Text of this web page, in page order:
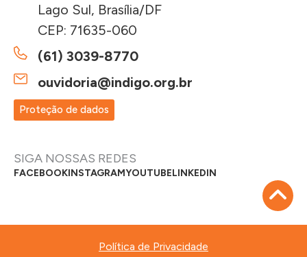
Lago Sul, Brasília/DF
CEP: 71635-060
(61) 3039-8770
ouvidoria@indigo.org.br
Proteção de dados
SIGA NOSSAS REDES
FACEBOOKINSTAGRAMYOUTUBELINKEDIN
Política de Privacidade